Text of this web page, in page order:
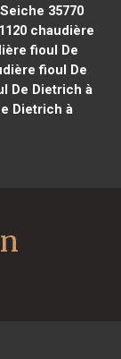
35770
chaudière
fioul De
fioul De
De Dietrich à
Dietrich à